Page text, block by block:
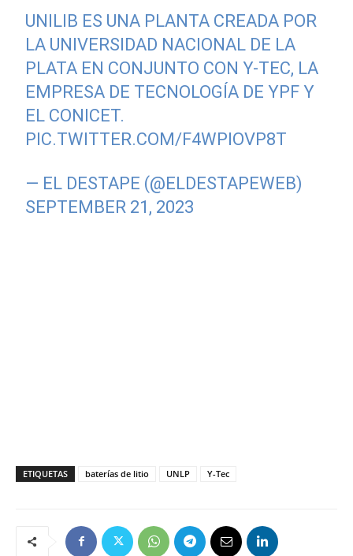
UNILIB ES UNA PLANTA CREADA POR
LA UNIVERSIDAD NACIONAL DE LA
PLATA EN CONJUNTO CON Y-TEC, LA
EMPRESA DE TECNOLOGÍA DE YPF Y
EL CONICET.
PIC.TWITTER.COM/F4WPIOVP8T
— EL DESTAPE (@ELDESTAPEWEB)
SEPTEMBER 21, 2023
ETIQUETAS baterías de litio UNLP Y-Tec